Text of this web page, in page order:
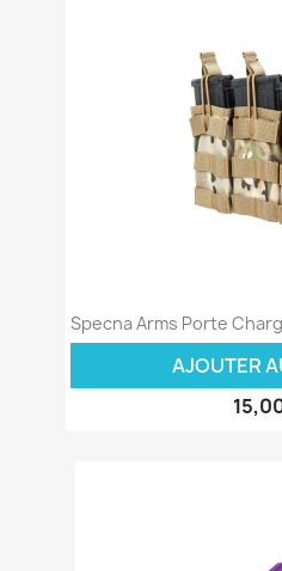
Specna Arms Porte
AJOUTER